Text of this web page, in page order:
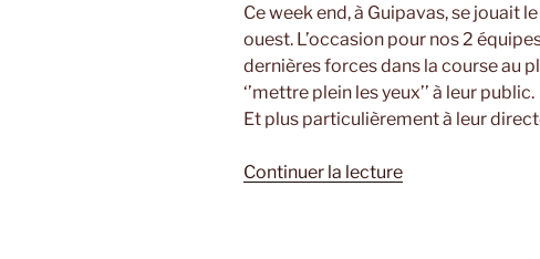
Ce week end, à Guipavas, se jouait
ouest. L’occasion pour nos 2
dernières forces dans la course au
‘’mettre plein les yeux’’ à leur public.
Et plus particulièrement à leur
Continuer la lecturede